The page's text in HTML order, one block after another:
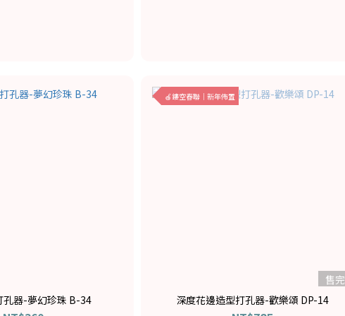
孔器-夢幻珍珠 B-34
🍎鏤空春聯｜新年佈置
售完
深度花邊造型打孔器-歡樂頌 DP-14